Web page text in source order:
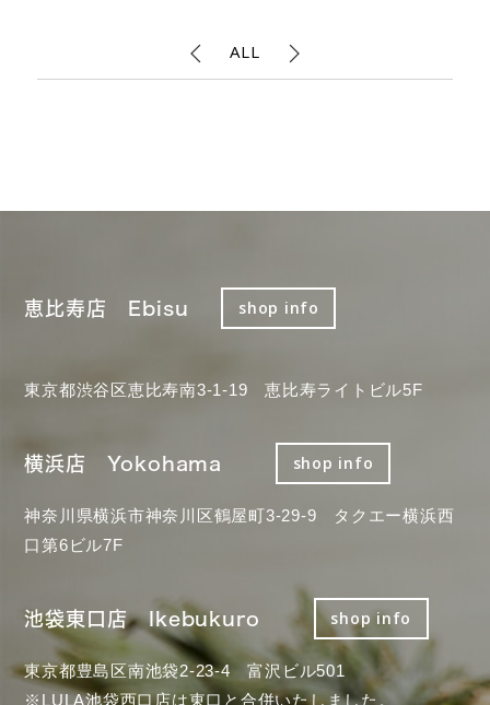
ALL
恵比寿店 Ebisu shop info
東京都渋谷区恵比寿南3-1-19 恵比寿ライトビル5F
横浜店 Yokohama shop info
神奈川県横浜市神奈川区鶴屋町3-29-9 タクエー横浜西
口第6ビル7F
池袋東口店 Ikebukuro shop info
東京都豊島区南池袋2-23-4 富沢ビル501
※LULA池袋西口店は東口と合併いたしました。